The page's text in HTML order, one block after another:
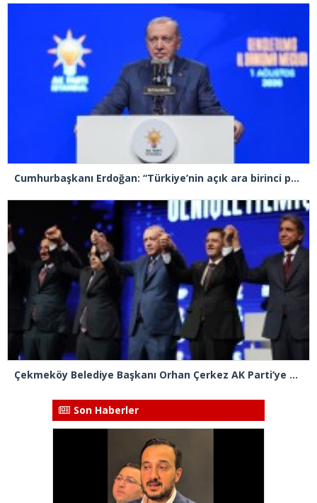
Cumhurbaşkanı Erdoğan: “Türkiye’nin açık ara birinci partisiyiz”
Çekmeköy Belediye Başkanı Orhan Çerkez AK Parti’ye katıldı
Son Haberler